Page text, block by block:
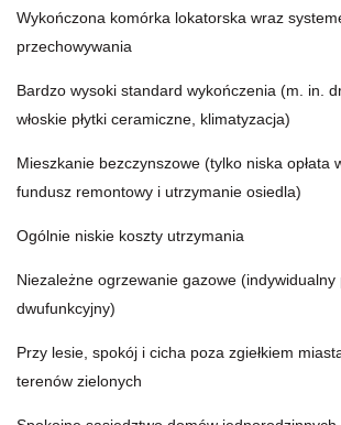
Wykończona komórka lokatorska wraz
przechowywania
Bardzo wysoki standard wykończenia (m. in.
włoskie płytki ceramiczne, klimatyzacja)
Mieszkanie bezczynszowe (tylko niska opłata
fundusz remontowy i utrzymanie osiedla)
Ogólnie niskie koszty utrzymania
Niezależne ogrzewanie gazowe (indywidualny
dwufunkcyjny)
Przy lesie, spokój i cicha poza zgiełkiem
terenów zielonych